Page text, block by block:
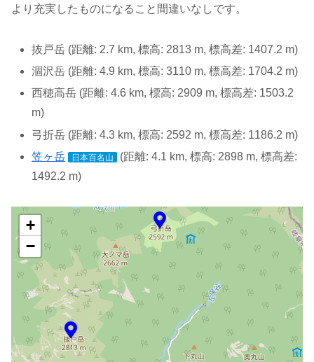
より充実したものになること間違いなしです。
抜戸岳 (距離: 2.7 km, 標高: 2813 m, 標高差: 1407.2 m)
涸沢岳 (距離: 4.9 km, 標高: 3110 m, 標高差: 1704.2 m)
西穂高岳 (距離: 4.6 km, 標高: 2909 m, 標高差: 1503.2
m)
弓折岳 (距離: 4.3 km, 標高: 2592 m, 標高差: 1186.2 m)
笠ヶ岳
日本百名山
(距離: 4.1 km, 標高: 2898 m, 標高差:
1492.2 m)
+
−